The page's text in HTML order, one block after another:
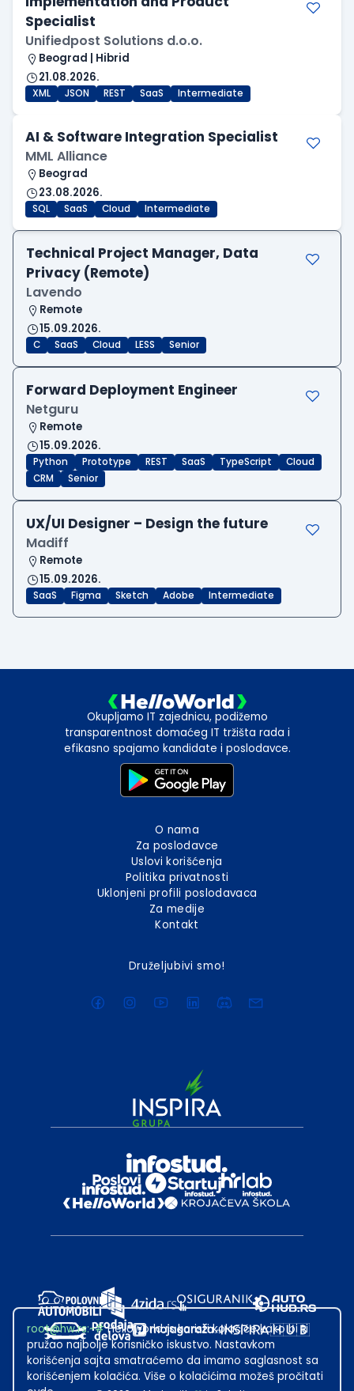
Specialist
Unifiedpost Solutions d.o.o.
Beograd | Hibrid
21.08.2026.
XML JSON REST SaaS Intermediate
AI & Software Integration Specialist
MML Alliance
Beograd
23.08.2026.
SQL SaaS Cloud Intermediate
Technical Project Manager, Data
Privacy (Remote)
Lavendo
Remote
15.09.2026.
C SaaS Cloud LESS Senior
Forward Deployment Engineer
Netguru
Remote
15.09.2026.
Python Prototype REST SaaS TypeScript
Cloud
CRM
Senior
UX/UI Designer – Design the future
Madiff
Remote
15.09.2026.
SaaS Figma Sketch Adobe Intermediate
Okupljamo IT zajednicu, podižemo
transparentnost domaćeg IT tržišta rada i
efikasno spajamo kandidate i poslodavce.
O nama
Za poslodavce
Uslovi korišćenja
Politika privatnosti
Uklonjeni profili poslodavaca
Za medije
Kontakt
Druželjubivi smo!
root@hw.rs:~#Helloworld.rs koristi kolačiće kako bi ti
pružao najbolje korisničko iskustvo. Nastavkom
korišćenja sajta smatraćemo da imamo saglasnost sa
korišćenjem kolačića. Više o kolačićima možeš pročitati